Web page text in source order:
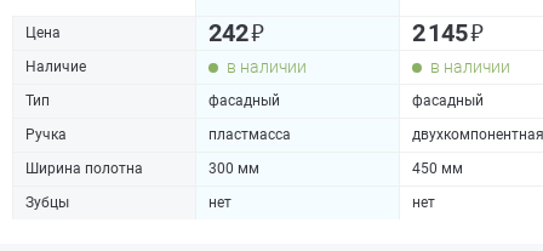
Цена 242₽ 2 145₽
Наличие в наличии в наличии
Тип фасадный
фасадный
Ручка
пластмасса
двухкомпонентная
Ширина полотна
300 мм
450 мм
Зубцы
нет нет